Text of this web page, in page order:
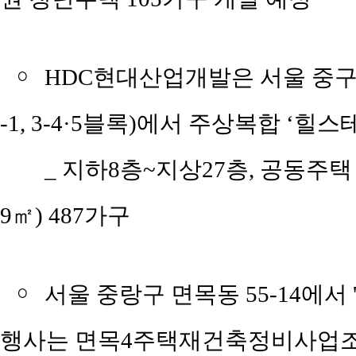
￮
HDC현대산업개발은 서울 중
-1, 3-4·5블록)에서 주상복합 ‘힐스
_ 지하8층~지상27층, 공동주
9㎡) 487가구
￮
서울 중랑구 면목동 55-14에
행사는 면목4주택재건축정비사업